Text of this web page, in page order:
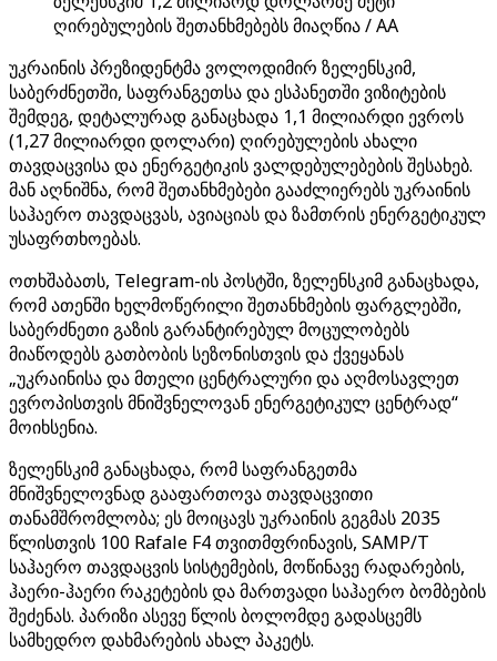
ღირებულების შეთანხმებებს მიაღწია / AA
უკრაინის პრეზიდენტმა ვოლოდიმირ ზელენსკიმ,
საბერძნეთში, საფრანგეთსა და ესპანეთში ვიზიტების
შემდეგ, დეტალურად განაცხადა 1,1 მილიარდი ევროს
(1,27 მილიარდი დოლარი) ღირებულების ახალი
თავდაცვისა და ენერგეტიკის ვალდებულებების შესახებ.
მან აღნიშნა, რომ შეთანხმებები გააძლიერებს უკრაინის
საჰაერო თავდაცვას, ავიაციას და ზამთრის ენერგეტიკულ
უსაფრთხოებას.
ოთხშაბათს, Telegram-ის პოსტში, ზელენსკიმ განაცხადა,
რომ ათენში ხელმოწერილი შეთანხმების ფარგლებში,
საბერძნეთი გაზის გარანტირებულ მოცულობებს
მიაწოდებს გათბობის სეზონისთვის და ქვეყანას
„უკრაინისა და მთელი ცენტრალური და აღმოსავლეთ
ევროპისთვის მნიშვნელოვან ენერგეტიკულ ცენტრად“
მოიხსენია.
ზელენსკიმ განაცხადა, რომ საფრანგეთმა
მნიშვნელოვნად გააფართოვა თავდაცვითი
თანამშრომლობა; ეს მოიცავს უკრაინის გეგმას 2035
წლისთვის 100 Rafale F4 თვითმფრინავის, SAMP/T
საჰაერო თავდაცვის სისტემების, მოწინავე რადარების,
ჰაერი-ჰაერი რაკეტების და მართვადი საჰაერო ბომბების
შეძენას. პარიზი ასევე წლის ბოლომდე გადასცემს
სამხედრო დახმარების ახალ პაკეტს.